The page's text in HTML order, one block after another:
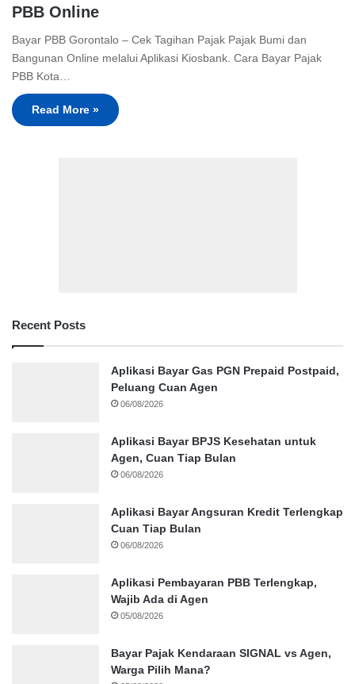
PBB Online
Bayar PBB Gorontalo – Cek Tagihan Pajak Pajak Bumi dan
Bangunan Online melalui Aplikasi Kiosbank. Cara Bayar Pajak
PBB Kota…
Read More »
Recent Posts
Aplikasi Bayar Gas PGN Prepaid Postpaid,
Peluang Cuan Agen
06/08/2026
Aplikasi Bayar BPJS Kesehatan untuk
Agen, Cuan Tiap Bulan
06/08/2026
Aplikasi Bayar Angsuran Kredit Terlengkap
Cuan Tiap Bulan
06/08/2026
Aplikasi Pembayaran PBB Terlengkap,
Wajib Ada di Agen
05/08/2026
Bayar Pajak Kendaraan SIGNAL vs Agen,
Warga Pilih Mana?